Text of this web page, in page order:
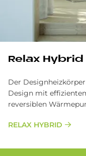
Relax Hybrid
Der
Design mit
reversiblen
RELAX HYBRID